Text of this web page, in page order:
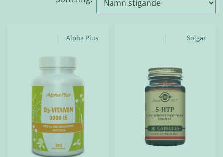
Alpha Plus Solgar